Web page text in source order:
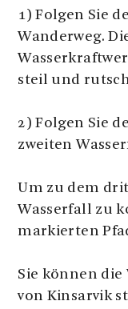
1) Folgen Sie
Wanderweg.
steil und
2) Folgen Sie
zweiten
Um zu dem
Wasserfall zu
markierten
Sie können
von Kinsarvik